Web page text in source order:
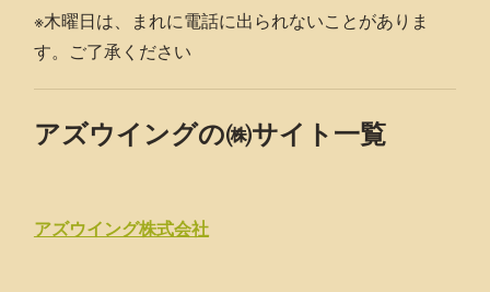
※木曜日は、まれに電話に出られないことがありま
す。ご了承ください
アズウイングの㈱サイト一覧
アズウイング株式会社